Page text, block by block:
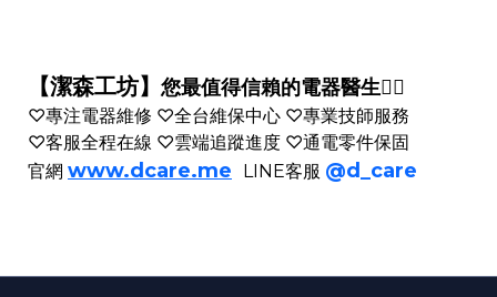
【潔森工坊】 您最值得信賴的電器醫生👨‍⚕️
♡專注電器維修 ♡全台維保中心 ♡專業技師服務
♡客服全程在線 ♡雲端追蹤進度 ♡通電零件保固
官網 www.dcare.me LINE客服 @d_care